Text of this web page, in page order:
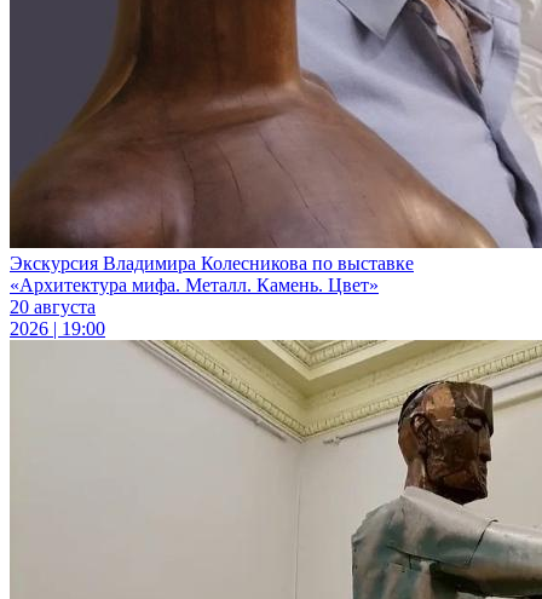
Экскурсия Владимира Колесникова по выставке
«Архитектура мифа. Металл. Камень. Цвет»
20 августа
2026 | 19:00